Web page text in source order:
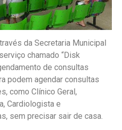
da Secretaria Municipal
chamado “Disk
de consultas
podem agendar consultas
como Clínico Geral,
Cardiologista e
sem precisar sair de casa.